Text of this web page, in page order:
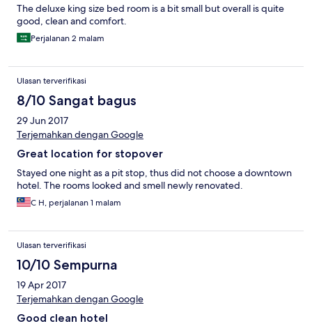
The deluxe king size bed room is a bit small but overall is quite
good, clean and comfort.
Perjalanan 2 malam
Ulasan terverifikasi
8/10 Sangat bagus
29 Jun 2017
Terjemahkan dengan Google
Great location for stopover
Stayed one night as a pit stop, thus did not choose a downtown
hotel. The rooms looked and smell newly renovated.
C H, perjalanan 1 malam
Ulasan terverifikasi
10/10 Sempurna
19 Apr 2017
Terjemahkan dengan Google
Good clean hotel